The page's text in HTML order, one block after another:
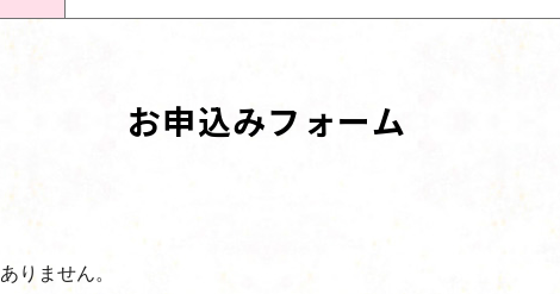
お申込みフォーム
りません。